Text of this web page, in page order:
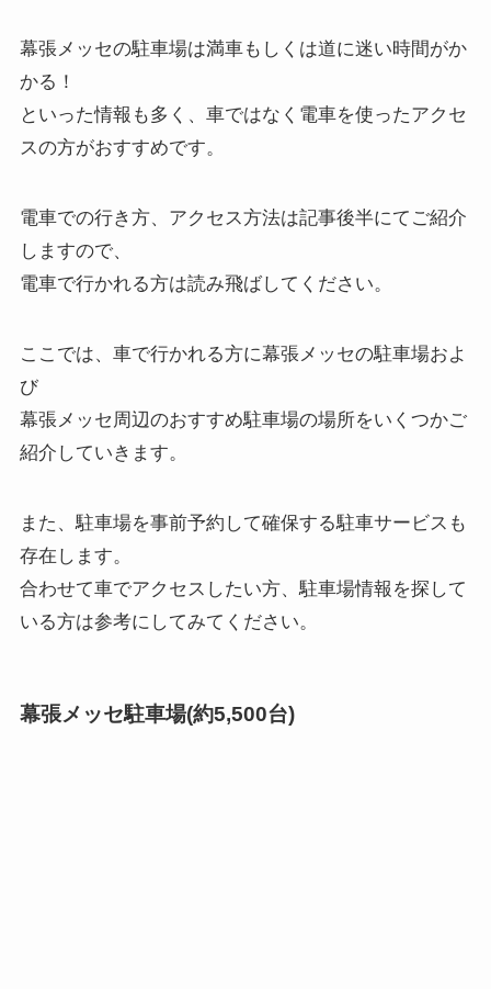
幕張メッセの駐車場は満車もしくは道に迷い時間がか
かる！
といった情報も多く、車ではなく電車を使ったアクセ
スの方がおすすめです。
電車での行き方、アクセス方法は記事後半にてご紹介
しますので、
電車で行かれる方は読み飛ばしてください。
ここでは、車で行かれる方に幕張メッセの駐車場およ
び
幕張メッセ周辺のおすすめ駐車場の場所をいくつかご
紹介していきます。
また、駐車場を事前予約して確保する駐車サービスも
存在します。
合わせて車でアクセスしたい方、駐車場情報を探して
いる方は参考にしてみてください。
幕張メッセ駐車場(約5,500台)